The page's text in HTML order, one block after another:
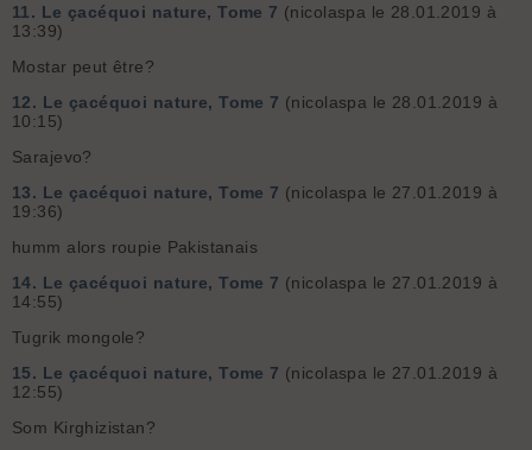
11. Le çacéquoi nature, Tome 7 (nicolaspa le 28.01.2019 à
13:39)
Mostar peut être?
12. Le çacéquoi nature, Tome 7 (nicolaspa le 28.01.2019 à
10:15)
Sarajevo?
13. Le çacéquoi nature, Tome 7 (nicolaspa le 27.01.2019 à
19:36)
humm alors roupie Pakistanais
14. Le çacéquoi nature, Tome 7 (nicolaspa le 27.01.2019 à
14:55)
Tugrik mongole?
15. Le çacéquoi nature, Tome 7 (nicolaspa le 27.01.2019 à
12:55)
Som Kirghizistan?